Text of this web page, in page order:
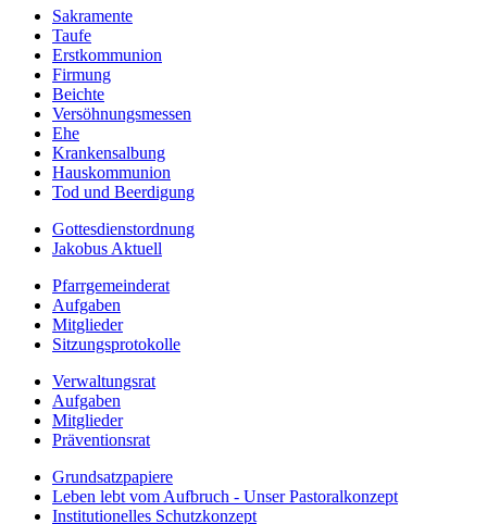
Sakramente
Taufe
Erstkommunion
Firmung
Beichte
Versöhnungsmessen
Ehe
Krankensalbung
Hauskommunion
Tod und Beerdigung
Gottesdienstordnung
Jakobus Aktuell
Pfarrgemeinderat
Aufgaben
Mitglieder
Sitzungsprotokolle
Verwaltungsrat
Aufgaben
Mitglieder
Präventionsrat
Grundsatzpapiere
Leben lebt vom Aufbruch - Unser Pastoralkonzept
Institutionelles Schutzkonzept